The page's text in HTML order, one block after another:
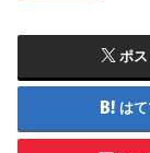
ポス
は